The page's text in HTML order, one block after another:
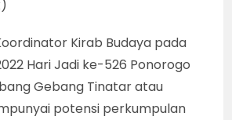
Kirab Budaya pada
Hari Jadi ke-526 Ponorogo
Gebang Tinatar atau
potensi perkumpulan